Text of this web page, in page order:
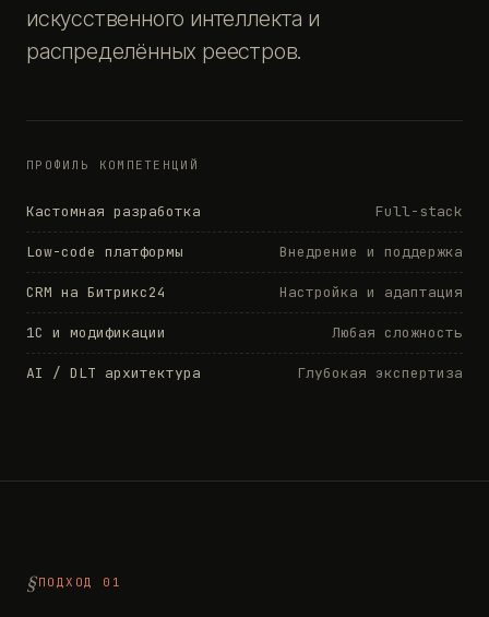
искусственного интеллекта и
распределённых реестров.
ПРОФИЛЬ КОМПЕТЕНЦИЙ
Кастомная разработка Full-stack
Low-code платформы Внедрение и поддержка
CRM на Битрикс24 Настройка и адаптация
1С и модификации Любая сложность
AI / DLT архитектура Глубокая экспертиза
ПОДХОД 01